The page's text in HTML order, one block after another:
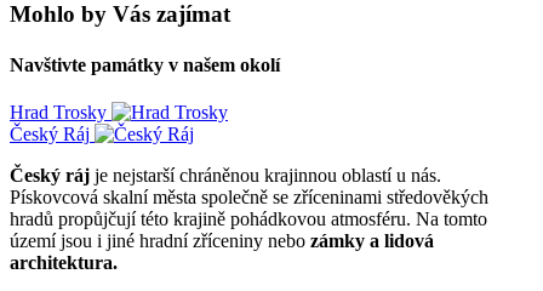
Mohlo by Vás zajímat
Navštivte památky v našem okolí
Hrad Trosky
Český Ráj
Český ráj je nejstarší chráněnou krajinnou oblastí u nás.
Pískovcová skalní města společně se zříceninami středověkých
hradů propůjčují této krajině pohádkovou atmosféru. Na tomto
území jsou i jiné hradní zříceniny nebo zámky a lidová
architektura.